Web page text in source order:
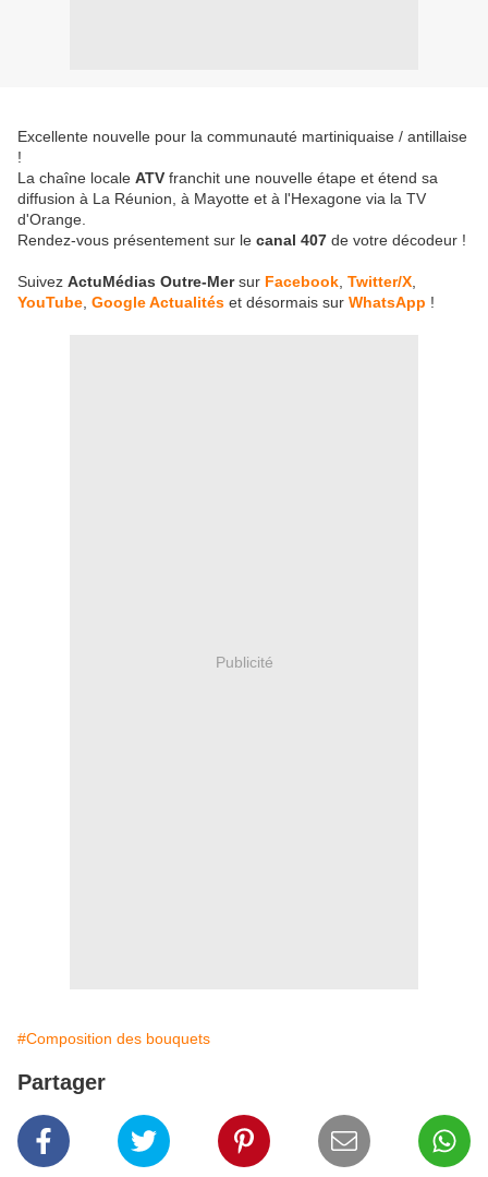
Excellente nouvelle pour la communauté martiniquaise / antillaise
!
La chaîne locale ATV franchit une nouvelle étape et étend sa
diffusion à La Réunion, à Mayotte et à l'Hexagone via la TV
d'Orange.
Rendez-vous présentement sur le canal 407 de votre décodeur !
Suivez ActuMédias Outre-Mersur Facebook Twitter/X
YouTube Google Actualités et désormais sur WhatsApp !
Publicité
#Composition des bouquets
Partager